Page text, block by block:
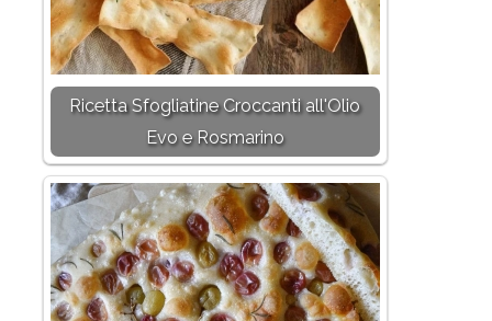
Ricetta Sfogliatine Croccanti all'Olio
Evo e Rosmarino